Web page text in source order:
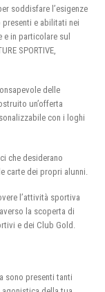
soddisfare l’esigenze
presenti e abilitati nei
in particolare sul
SPORTIVE,
delle
un’offerta
con i loghi
che desiderano
carte dei propri alunni.
l’attività sportiva
la scoperta di
e dei Club Gold.
sono presenti tanti